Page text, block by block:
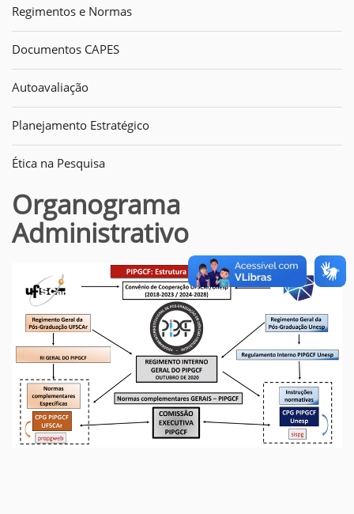
Regimentos e Normas
Documentos CAPES
Autoavaliação
Planejamento Estratégico
Ética na Pesquisa
Organograma
Administrativo